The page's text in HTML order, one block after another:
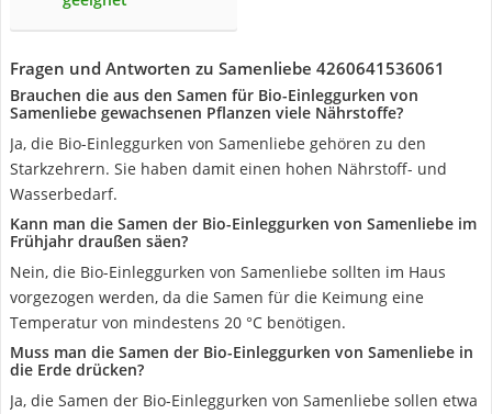
Fragen und Antworten zu Samenliebe 4260641536061
Brauchen die aus den Samen für Bio-Einleggurken von
Samenliebe gewachsenen Pflanzen viele Nährstoffe?
Ja, die Bio-Einleggurken von Samenliebe gehören zu den
Starkzehrern. Sie haben damit einen hohen Nährstoff- und
Wasserbedarf.
Kann man die Samen der Bio-Einleggurken von Samenliebe im
Frühjahr draußen säen?
Nein, die Bio-Einleggurken von Samenliebe sollten im Haus
vorgezogen werden, da die Samen für die Keimung eine
Temperatur von mindestens 20 °C benötigen.
Muss man die Samen der Bio-Einleggurken von Samenliebe in
die Erde drücken?
Ja, die Samen der Bio-Einleggurken von Samenliebe sollen etwa